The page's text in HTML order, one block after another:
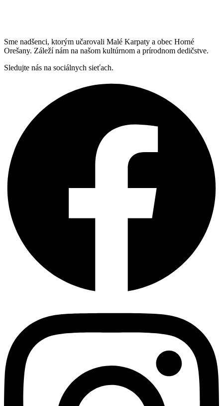
Sme nadšenci, ktorým učarovali Malé Karpaty a obec Horné
Orešany. Záleží nám na našom kultúrnom a prírodnom dedičstve.
Sledujte nás na sociálnych sieťach.